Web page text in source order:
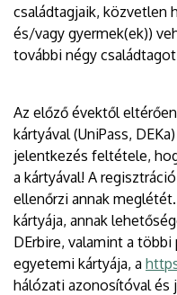
családtagjaik, közvetlen
és/vagy gyermek(ek))
további négy
Az előző évektől
kártyával (UniPass,
jelentkezés feltétele,
a kártyával! A
ellenőrzi annak
kártyája, annak
DErbire, valamint a
egyetemi kártyája, a
hálózati azonosítóval és